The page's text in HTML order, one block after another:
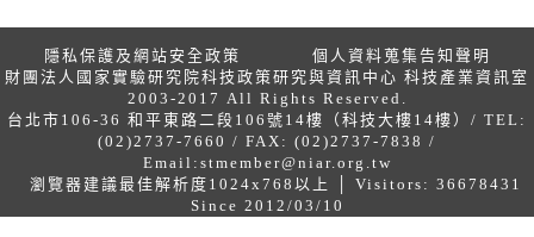
隱私保護及網站安全政策
個人資料蒐集告知聲明
財團法人國家實驗研究院科技政策研究與資訊中心 科技產業資訊室
2003-2017 All Rights Reserved.
台北市106-36 和平東路二段106號14樓（科技大樓14樓）/ TEL:
(02)2737-7660 / FAX: (02)2737-7838 /
Email: stmember@niar.org.tw
瀏覽器建議最佳解析度1024x768以上 │ Visitors: 36678431
Since 2012/03/10